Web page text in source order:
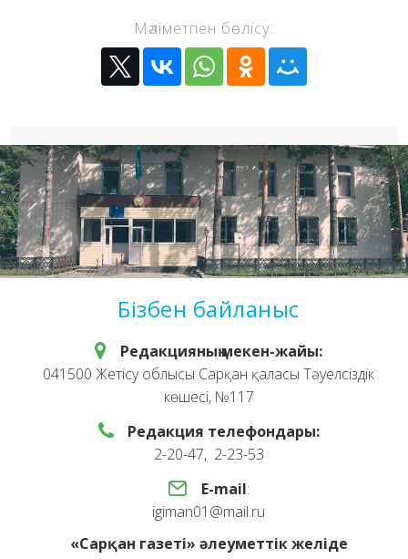
Мәліметпен бөлісу:
Бізбен байланыс
Редакцияның мекен-жайы:
041500 Жетісу облысы Сарқан қаласы Тәуелсіздік
көшесі, №117
Редакция телефондары:
2-20-47, 2-23-53
E-mail:
igiman01@mail.ru
«Сарқан газеті» әлеуметтік желіде